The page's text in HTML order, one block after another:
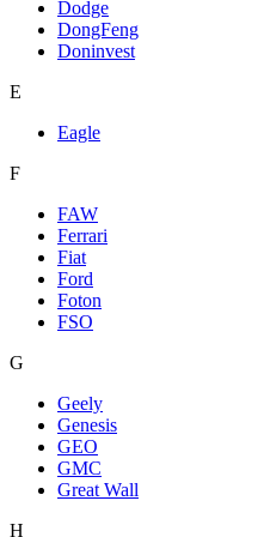
Dodge
DongFeng
Doninvest
E
Eagle
F
FAW
Ferrari
Fiat
Ford
Foton
FSO
G
Geely
Genesis
GEO
GMC
Great Wall
H